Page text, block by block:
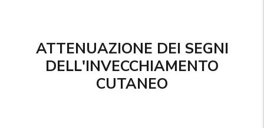
ATTENUAZIONE DEI SEGNI
DELL'INVECCHIAMENTO
CUTANEO